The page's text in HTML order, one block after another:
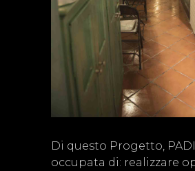
Di questo Progetto,
occupata di: realizzare